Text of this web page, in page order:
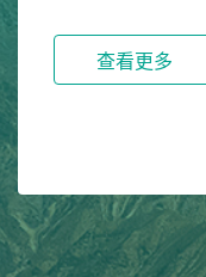
查看更多